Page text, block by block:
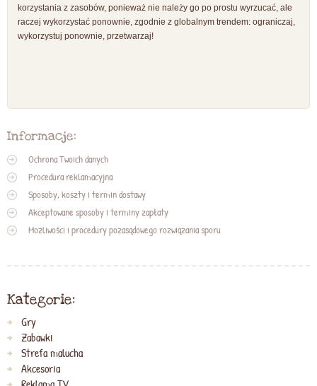
korzystania z zasobów, ponieważ nie należy go po prostu wyrzucać, ale
raczej wykorzystać ponownie, zgodnie z globalnym trendem: ograniczaj,
wykorzystuj ponownie, przetwarzaj!
Informacje:
Ochrona Twoich danych
Procedura reklamacyjna
Sposoby, koszty i termin dostawy
Akceptowane sposoby i terminy zapłaty
Możliwości i procedury pozasądowego rozwiązania sporu
Kategorie:
Gry
Zabawki
Strefa malucha
Akcesoria